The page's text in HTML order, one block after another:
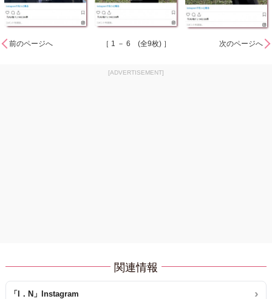
前のページへ ［ 1 － 6 (全9枚) ］ 次のページへ
[ADVERTISEMENT]
関連情報
「I．N」Instagram